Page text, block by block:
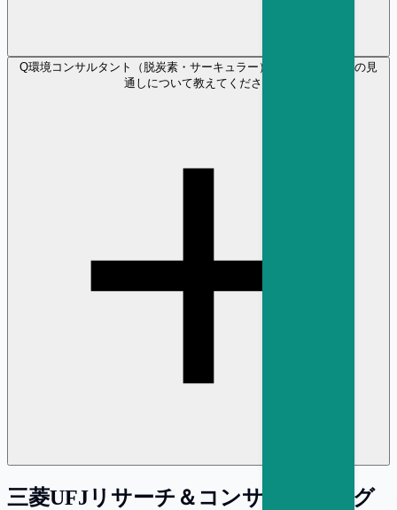
Q環境コンサルタント（脱炭素・サーキュラー） の将来性や年収の見
通しについて教えてください
三菱UFJリサーチ＆コンサルティング